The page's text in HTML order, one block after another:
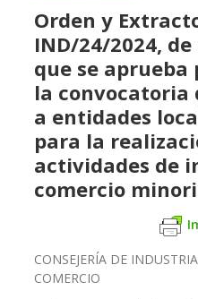
Orden y
IND/24/2024,
que se aprueba
la convocatoria
a entidades
para la
actividades de
comercio
CONSEJERÍA DE
COMERCIO